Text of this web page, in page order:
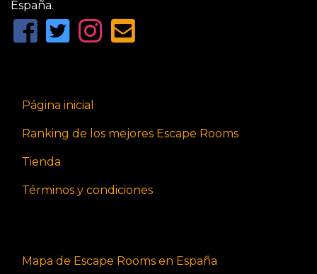
España.
Página inicial
Ranking de los mejores Escape Rooms
Tienda
Términos y condiciones
Mapa de Escape Rooms en España